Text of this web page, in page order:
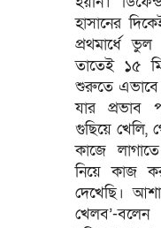
হাসানের
প্রথমার্ধে
তাতেই ১৫
শুরুতে এভাবে
যার প্রভাব
গুছিয়ে খেলি,
কাজে
নিয়ে কাজ
দেখেছি।
খেলব’-